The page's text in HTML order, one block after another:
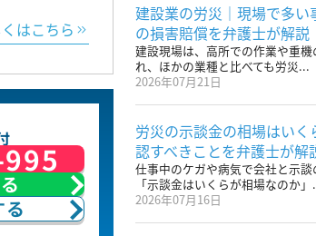
はこちら
建設業の労災｜現場で多い
の損害賠償を弁護士が解説
建設現場は、高所での作業や重
れ、ほかの業種と比べても労災...
2026年07月21日
労災の示談金の相場はい
認すべきことを弁護士が解
仕事中のケガや病気で会社と示談
「示談金はいくらが相場なのか」
2026年07月16日